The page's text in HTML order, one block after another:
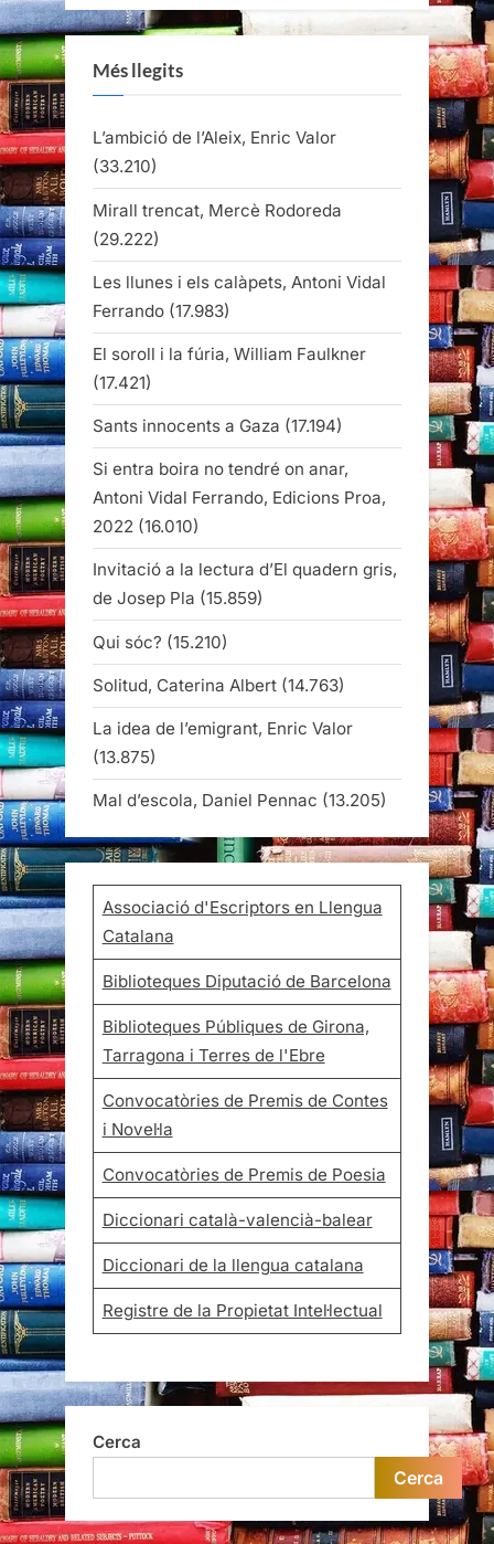
Més llegits
L’ambició de l’Aleix, Enric Valor
(33.210)
Mirall trencat, Mercè Rodoreda
(29.222)
Les llunes i els calàpets, Antoni Vidal
Ferrando (17.983)
El soroll i la fúria, William Faulkner
(17.421)
Sants innocents a Gaza (17.194)
Si entra boira no tendré on anar,
Antoni Vidal Ferrando, Edicions Proa,
2022 (16.010)
Invitació a la lectura d’El quadern gris,
de Josep Pla (15.859)
Qui sóc? (15.210)
Solitud, Caterina Albert (14.763)
La idea de l’emigrant, Enric Valor
(13.875)
Mal d’escola, Daniel Pennac (13.205)
Associació d'Escriptors en Llengua
Catalana
Biblioteques Diputació de Barcelona
Biblioteques Públiques de Girona,
Tarragona i Terres de l'Ebre
Convocatòries de Premis de Contes
i Novel·la
Convocatòries de Premis de Poesia
Diccionari català-valencià-balear
Diccionari de la llengua catalana
Registre de la Propietat Intel·lectual
Cerca
Cerca